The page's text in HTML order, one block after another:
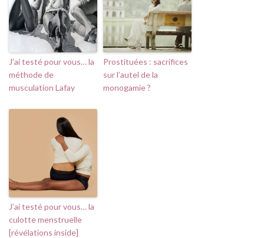
J’ai testé pour vous… la
méthode de
musculation Lafay
Prostituées : sacrifices
sur l’autel de la
monogamie ?
J’ai testé pour vous… la
culotte menstruelle
[révélations inside]